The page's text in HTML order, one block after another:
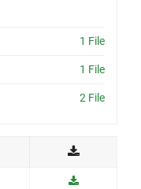
1 File
1 File
2 File